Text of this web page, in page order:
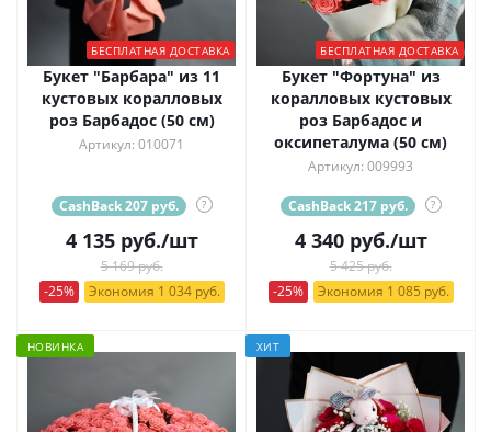
БЕСПЛАТНАЯ ДОСТАВКА
Букет "Барбара" из 11
кустовых коралловых
роз Барбадос (50 см)
Артикул: 010071
CashBack 207 руб. ?
4 135руб./шт
5 169 руб.
-25%
Экономия 1 034 руб.
БЕСПЛАТНАЯ ДОСТАВКА
Букет "Фортуна" из
коралловых кустовых
роз Барбадос и
оксипеталума (50 см)
Артикул: 009993
CashBack 217 руб. ?
4 340руб./шт
5 425 руб.
-25%
Экономия 1 085 руб.
НОВИНКА ХИТ